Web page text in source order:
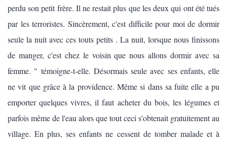
perdu son petit frère. Il ne restait plus que les deux qui ont été tués
par les terroristes. Sincèrement, c'est difficile pour moi de dormir
seule la nuit avec ces touts petits . La nuit, lorsque nous finissons
de manger, c'est chez le voisin que nous allons dormir avec sa
femme. " témoigne-t-elle. Désormais seule avec ses enfants, elle
ne vit que grâce à la providence. Même si dans sa fuite elle a pu
emporter quelques vivres, il faut acheter du bois, les légumes et
parfois même de l'eau alors que tout ceci s'obtenait gratuitement au
village. En plus, ses enfants ne cessent de tomber malade et à